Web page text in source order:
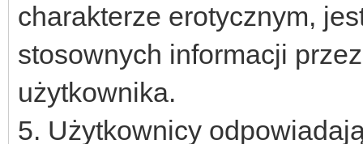
charakterze erotycznym,
stosownych informacji
użytkownika.
5. Użytkownicy